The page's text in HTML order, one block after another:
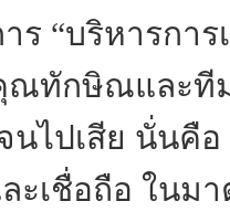
ร “บริหารกา
ทักษิณและทีม
นไปเสีย นั่นคื
ะเชื่อถือ ในม